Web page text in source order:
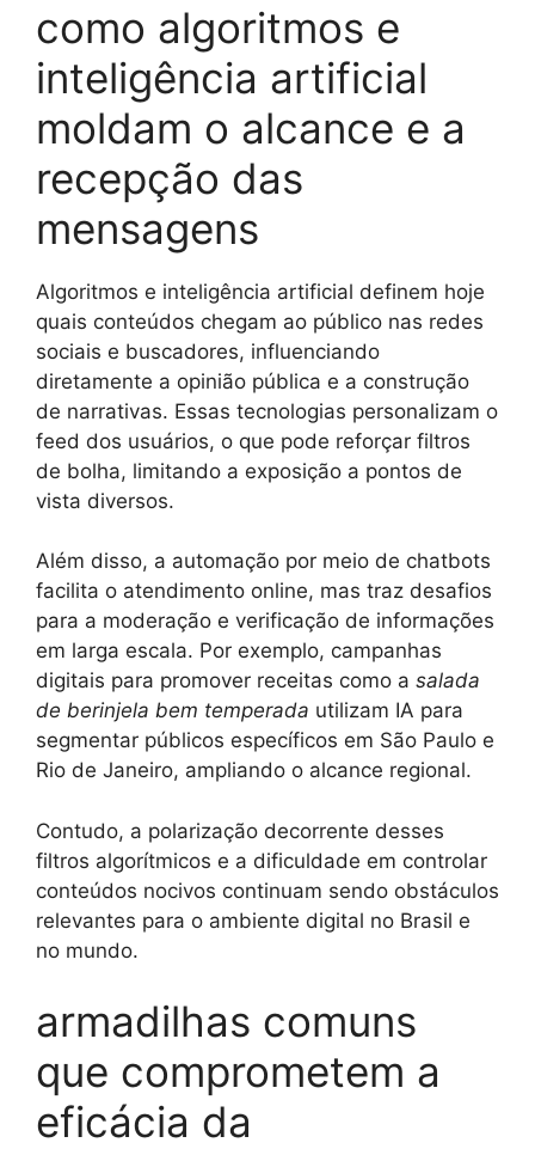
como algoritmos e
inteligência artificial
moldam o alcance e a
recepção das
mensagens
Algoritmos e inteligência artificial definem hoje
quais conteúdos chegam ao público nas redes
sociais e buscadores, influenciando
diretamente a opinião pública e a construção
de narrativas. Essas tecnologias personalizam o
feed dos usuários, o que pode reforçar filtros
de bolha, limitando a exposição a pontos de
vista diversos.
Além disso, a automação por meio de chatbots
facilita o atendimento online, mas traz desafios
para a moderação e verificação de informações
em larga escala. Por exemplo, campanhas
digitais para promover receitas como a salada
de berinjela bem temperada utilizam IA para
segmentar públicos específicos em São Paulo e
Rio de Janeiro, ampliando o alcance regional.
Contudo, a polarização decorrente desses
filtros algorítmicos e a dificuldade em controlar
conteúdos nocivos continuam sendo obstáculos
relevantes para o ambiente digital no Brasil e
no mundo.
armadilhas comuns
que comprometem a
eficácia da